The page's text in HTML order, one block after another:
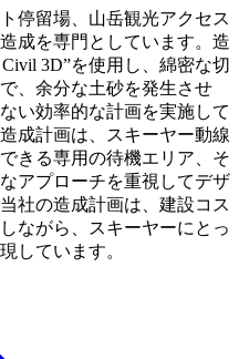
停留場、山岳観光アクセス
成を専門としています。造
3D”を使用し、綿密な切
、余分な土砂を発生させ
い効率的な計画を実施して
成計画は、スキーヤー動線
きる専用の待機エリア、そ
アプローチを重視してデザ
社の造成計画は、建設コス
ながら、スキーヤーにとっ
しています。